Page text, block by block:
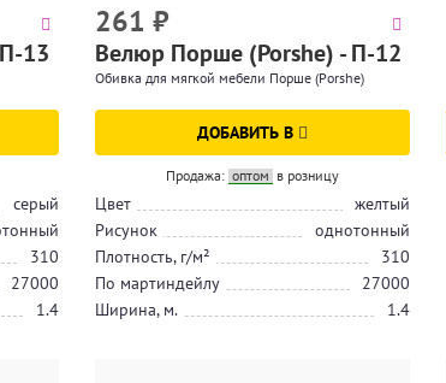
13
серый
310
27000
1.4
261 ₽
Велюр Порше (Porshe) - П-12
Обивка для мягкой мебели Порше (Porshe)
ДОБАВИТЬ В
Продажа: оптом в розницу
Цвет
желтый
Рисунок
однотонный
Плотность, г/м²
310
По мартиндейлу
27000
Ширина, м.
1.4